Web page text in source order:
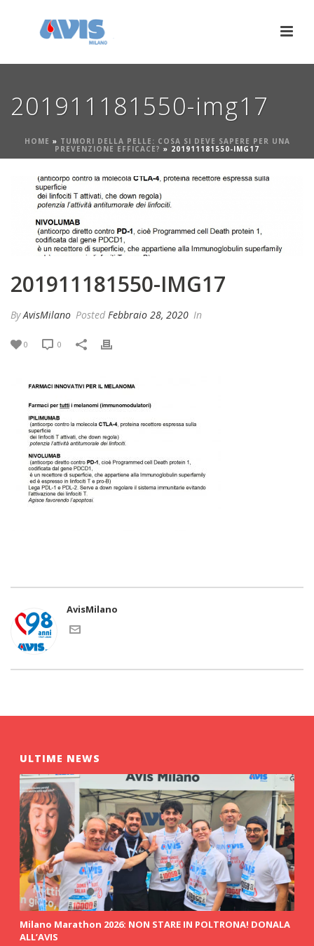
201911181550-img17
HOME » TUMORI DELLA PELLE: COSA SI DEVE SAPERE PER UNA
PREVENZIONE EFFICACE? » 201911181550-IMG17
201911181550-IMG17
ByAvisMilano Posted Febbraio 28, 2020 In
0 0
AvisMilano
ULTIME NEWS
Milano Marathon 2026: NON STARE IN POLTRONA! DONALA
ALL’AVIS